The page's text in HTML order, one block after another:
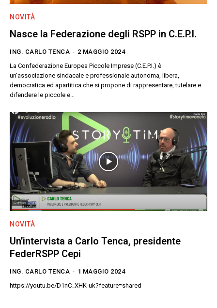
NOVITÀ
Nasce la Federazione degli RSPP in C.E.P.I.
ING. CARLO TENCA - 2 MAGGIO 2024
La Confederazione Europea Piccole Imprese (C.E.P.I.) è
un'associazione sindacale e professionale autonoma, libera,
democratica ed apartitica che si propone di rappresentare, tutelare e
difendere le piccole e...
NOVITÀ
Un’intervista a Carlo Tenca, presidente
FederRSPP Cepi
ING. CARLO TENCA - 1 MAGGIO 2024
https://youtu.be/D1nC_XHK-uk?feature=shared